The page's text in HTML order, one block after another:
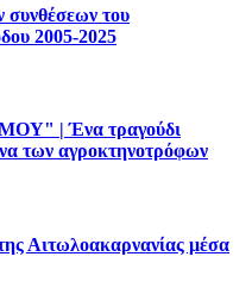
του
2005-2025
| Ένα τραγούδι
των αγροκτηνοτρόφων
μέσα